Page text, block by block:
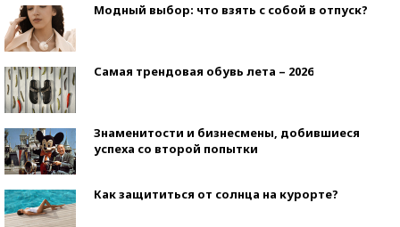
Модный выбор: что взять с собой в отпуск?
Самая трендовая обувь лета – 2026
Знаменитости и бизнесмены, добившиеся
успеха со второй попытки
Как защититься от солнца на курорте?